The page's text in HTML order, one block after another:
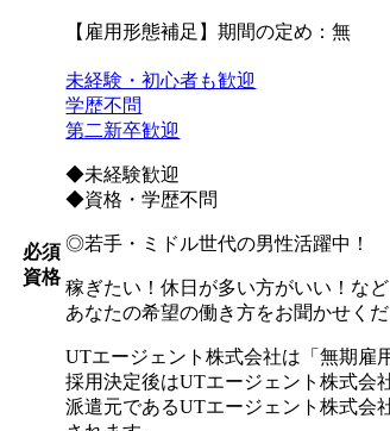
【雇用形態補足】期間の定め：無
必須
資格
未経験・初心者も歓迎
学歴不問
第二新卒歓迎
◆未経験歓迎
◆資格・学歴不問
◎若手・ミドル世代の男性活躍中！
稼ぎたい！休日が多い方がいい！など
あなたの希望の働き方をお聞かせく
UTエージェント株式会社は「無期雇
採用決定後はUTエージェント株式会
派遣元であるUTエージェント株式会